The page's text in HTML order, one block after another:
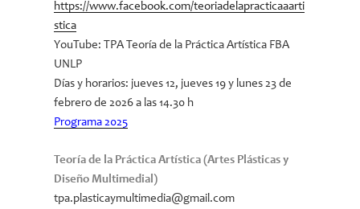
https://www.facebook.com/teoriadelapracticaaarti
stica
YouTube: TPA Teoría de la Práctica Artística FBA
UNLP
Días y horarios: jueves 12, jueves 19 y lunes 23 de
febrero de 2026 a las 14.30 h
Programa 2025
Teoría de la Práctica Artística (Artes Plásticas y
Diseño Multimedial)
tpa.plasticaymultimedia@gmail.com